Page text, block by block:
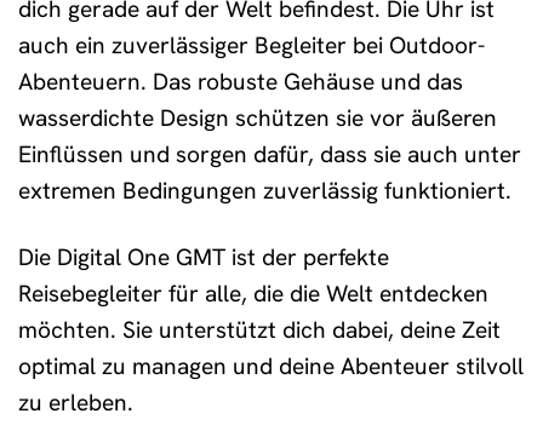
dich gerade auf der Welt befindest. Die Uhr ist
auch ein zuverlässiger Begleiter bei Outdoor-
Abenteuern. Das robuste Gehäuse und das
wasserdichte Design schützen sie vor äußeren
Einflüssen und sorgen dafür, dass sie auch unter
extremen Bedingungen zuverlässig funktioniert.
Die Digital One GMT ist der perfekte
Reisebegleiter für alle, die die Welt entdecken
möchten. Sie unterstützt dich dabei, deine Zeit
optimal zu managen und deine Abenteuer stilvoll
zu erleben.